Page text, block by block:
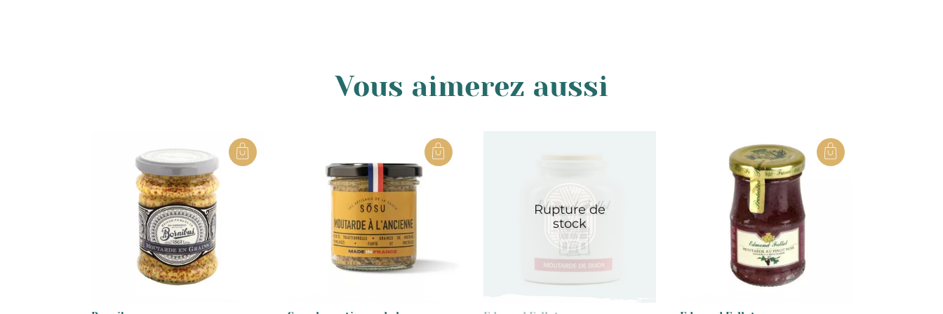
Vous aimerez aussi
Rupture de
stock